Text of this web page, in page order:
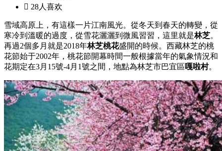
 28人喜欢
雪域高原上，有這樣一片江南風光。從冬天到春天的轉變，從
寒冷到溫暖的過度，從雪花灑灑到微風習習，這里就是林芝。
再過2個多月就是2018年林芝桃花盛開的時候。西藏林芝的桃
花節始于2002年，桃花節開幕時間一般根據當年的氣象情況和
花期定在3月15號-4月1號之間，地點為林芝市巴宜區嘎啦村。